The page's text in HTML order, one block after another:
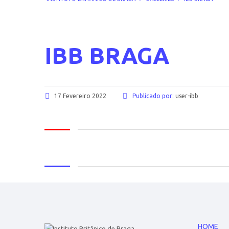
IBB BRAGA
17 Fevereiro 2022 Publicado por: user-ibb
HOME